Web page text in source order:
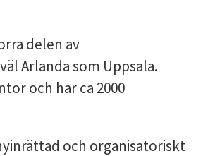
delen av
Arlanda som Uppsala.
och har ca 2000
och organisatoriskt